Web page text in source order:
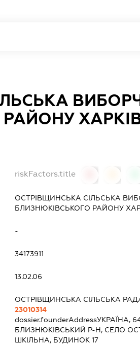
riskFactors.title
ОСТРІВЩИНСЬКА СІЛЬСЬКА
БЛИЗНЮКІВСЬКОГО РАЙОНУ
-
34173911
13.02.06
ОСТРІВЩИНСЬКА СІЛЬСЬКА
23010314
dossier.founderAddressУКРАЇНА,
БЛИЗНЮКІВСЬКИЙ Р-Н, СЕЛО
ШКІЛЬНА, БУДИНОК 17